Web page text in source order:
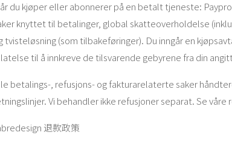
du kjøper eller abonnerer på en betalt tjeneste:
knyttet til betalinger, global skatteoverholdelse
tvisteløsning (som tilbakeføringer). Du inngår en
til å innkreve de tilsvarende gebyrene fra din
betalings-, refusjons- og fakturarelaterte saker
Vi behandler ikke refusjoner separat. Se
退款政策